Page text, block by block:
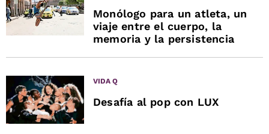
Monólogo para un atleta, un
viaje entre el cuerpo, la
memoria y la persistencia
VIDA Q
Desafía al pop con LUX